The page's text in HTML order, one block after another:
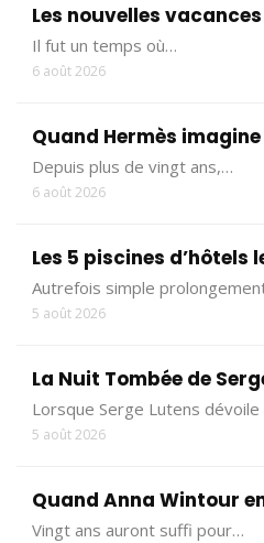
Les nouvelles
Il fut un temps où…
6 août 2026
Quand Hermès
Depuis plus de vingt ans,…
6 août 2026
Les 5 piscines d’hôtels
Autrefois simple
5 août 2026
La Nuit Tombée de
Lorsque Serge Lutens
5 août 2026
Quand Anna Wintour
Vingt ans auront suffi pour…